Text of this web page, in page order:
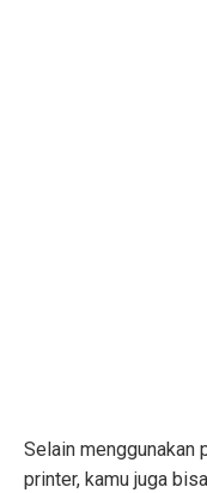
Selain menggunakan
printer, kamu juga